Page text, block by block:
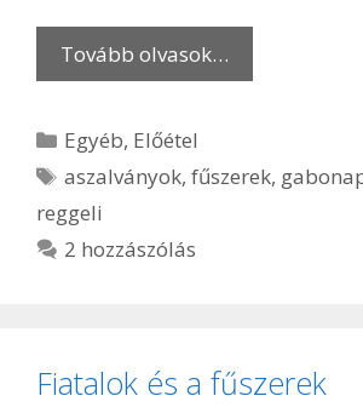
Tovább olvasok…
Kategória
Egyéb, Előétel
Címkék
aszalványok,fűszerek,
reggeli
2 hozzászólás
Fiatalok és a fűszerek